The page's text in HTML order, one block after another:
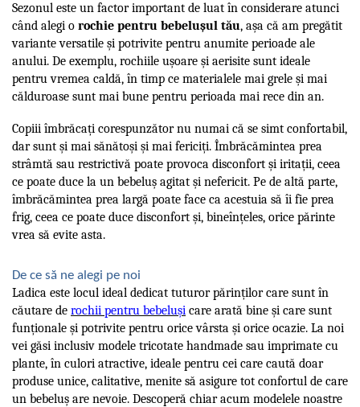
Sezonul este un factor important de luat în considerare atunci
când alegi o rochie pentru bebelușul tău, așa că am pregătit
variante versatile și potrivite pentru anumite perioade ale
anului. De exemplu, rochiile ușoare și aerisite sunt ideale
pentru vremea caldă, în timp ce materialele mai grele și mai
călduroase sunt mai bune pentru perioada mai rece din an.
Copiii îmbrăcați corespunzător nu numai că se simt confortabil,
dar sunt și mai sănătoși și mai fericiți. Îmbrăcămintea prea
strâmtă sau restrictivă poate provoca disconfort și iritații, ceea
ce poate duce la un bebeluș agitat și nefericit. Pe de altă parte,
îmbrăcămintea prea largă poate face ca acestuia să îi fie prea
frig, ceea ce poate duce disconfort și, bineînțeles, orice părinte
vrea să evite asta.
De ce să ne alegi pe noi
Ladica este locul ideal dedicat tuturor părinților care sunt în
căutare de rochii pentru bebeluși care arată bine și care sunt
funționale și potrivite pentru orice vârsta și orice ocazie. La noi
vei găsi inclusiv modele tricotate handmade sau imprimate cu
plante, în culori atractive, ideale pentru cei care caută doar
produse unice, calitative, menite să asigure tot confortul de care
un bebeluș are nevoie. Descoperă chiar acum modelele noastre